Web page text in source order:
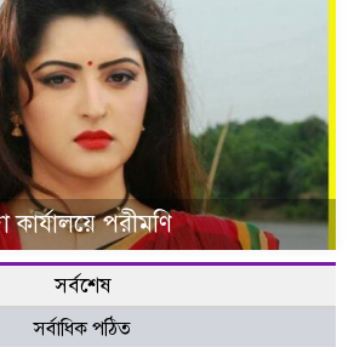
কার্যালয়ে পরীমণি
সর্বশেষ
সর্বাধিক পঠিত